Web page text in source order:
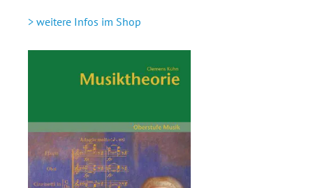
> weitere Infos im Shop